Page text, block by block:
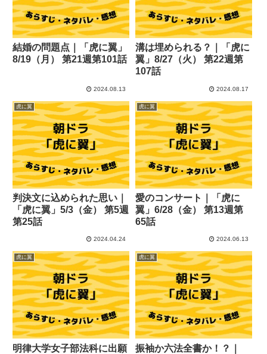
結婚の問題点｜「虎に翼」
8/19（月） 第21週第101話
2024.08.13
溝は埋められる？｜「虎に
翼」8/27（火） 第22週第
107話
2024.08.17
虎に翼
判決文に込められた思い｜
「虎に翼」5/3（金） 第5週
第25話
2024.04.24
虎に翼
愛のコンサート｜「虎に
翼」6/28（金） 第13週第
65話
2024.06.13
虎に翼
明律大学女子部法科に出願
虎に翼
振袖か六法全書か！？｜